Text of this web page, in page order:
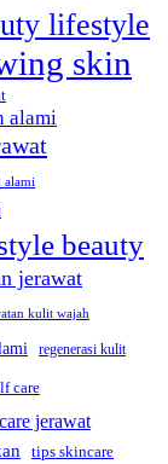
lifestyle
skin
alami
alami
beauty
jerawat
kulit wajah
regenerasi kulit
care
jerawat
tips skincare